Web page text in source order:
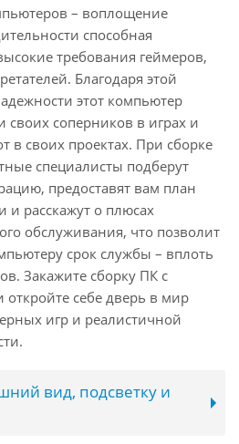
– воплощение
способная
требования геймеров,
Благодаря этой
этот компьютер
своих соперников в играх и
в своих проектах. При сборке
специалисты подберут
предоставят вам план
расскажут о плюсах
обслуживания, что позволит
срок службы – вплоть
Закажите сборку ПК с
себе дверь в мир
игр и реалистичной
вид, подсветку и